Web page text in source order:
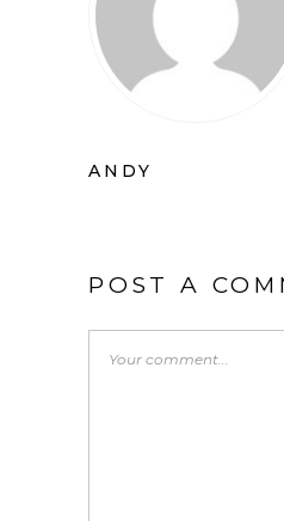
ANDY
POST A